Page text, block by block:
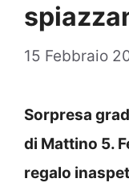
15 Febbraio
Sorpresa
di Mattino 5.
regalo